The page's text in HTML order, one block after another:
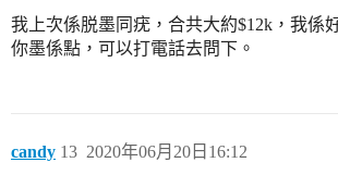
我上次係脱墨同疣，合共大約$12k，我係
你墨係點，可以打電話去問下。
candy 2020年06月20日16:12
13